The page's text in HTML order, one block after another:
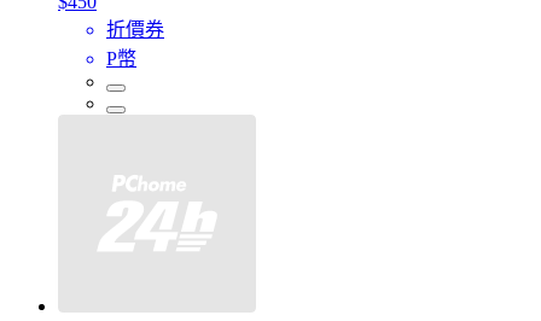
折價券
P幣